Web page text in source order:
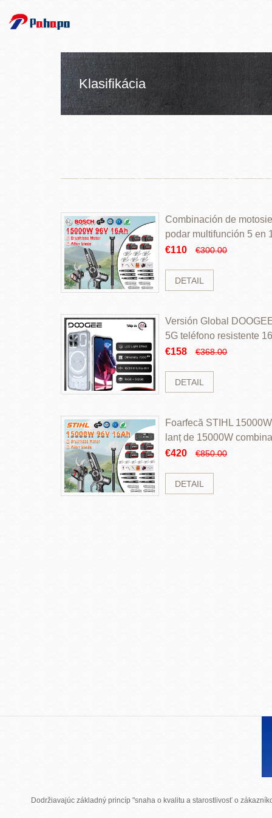
Klasifikácia
Combinación de
podar multifunción 5 en
€110
€300.00
DETAIL
Versión Global
5G teléfono resistente
ROM Mediatek
€158 €368.00
DETAIL
Foarfecă STIHL
lanț de 15000W
perii și baterie cu li
€420 €850.00
DETAIL
Dodržiavajúc základný princíp "snaha o kvalitu a starostlivosť o